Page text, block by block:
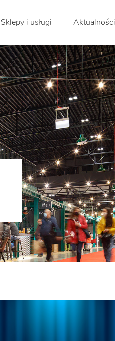
Sklepy i usługi Aktualności